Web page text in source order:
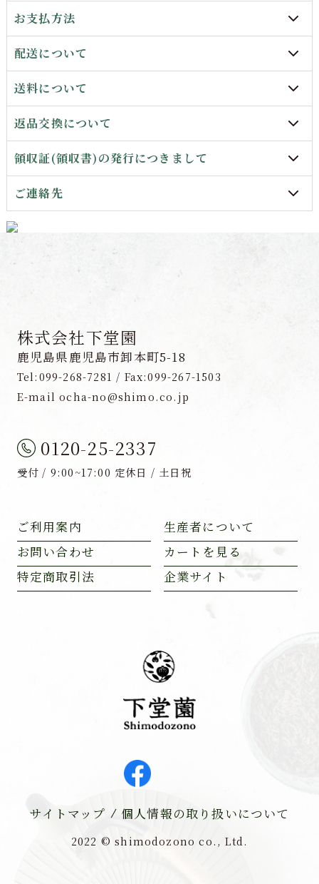
お支払方法
配送について
送料について
返品交換について
領収証(領収書)の発行につきまして
ご連絡先
株式会社下堂園
鹿児島県鹿児島市卸本町5-18
Tel:099-268-7281 / Fax:099-267-1503
E-mail ocha-no@shimo.co.jp
0120-25-2337
受付 / 9:00~17:00 定休日 / 土日祝
ご利用案内
生産者について
お問い合わせ
カートを見る
特定商取引法
企業サイト
サイトマップ 個人情報の取り扱いについて
2022 ©︎ shimodozono co., Ltd.